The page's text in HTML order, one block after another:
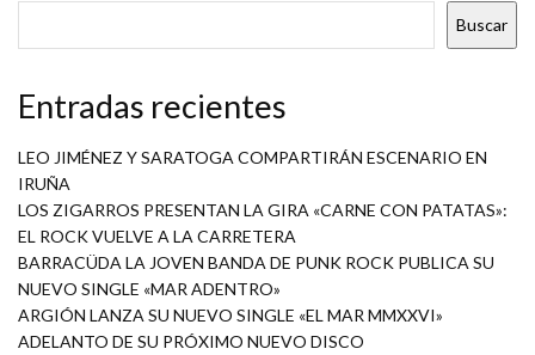
Buscar
Entradas recientes
LEO JIMÉNEZ Y SARATOGA COMPARTIRÁN ESCENARIO EN
IRUÑA
LOS ZIGARROS PRESENTAN LA GIRA «CARNE CON PATATAS»:
EL ROCK VUELVE A LA CARRETERA
BARRACÜDA LA JOVEN BANDA DE PUNK ROCK PUBLICA SU
NUEVO SINGLE «MAR ADENTRO»
ARGIÓN LANZA SU NUEVO SINGLE «EL MAR MMXXVI»
ADELANTO DE SU PRÓXIMO NUEVO DISCO